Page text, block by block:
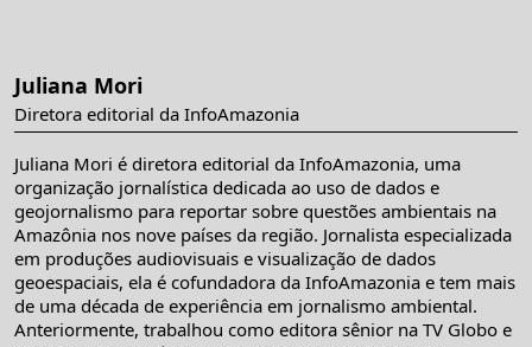
Juliana Mori
Diretora editorial da InfoAmazonia
Juliana Mori é diretora editorial da InfoAmazonia, uma
organização jornalística dedicada ao uso de dados e
geojornalismo para reportar sobre questões ambientais na
Amazônia nos nove países da região. Jornalista especializada
em produções audiovisuais e visualização de dados
geoespaciais, ela é cofundadora da InfoAmazonia e tem mais
de uma década de experiência em jornalismo ambiental.
Anteriormente, trabalhou como editora sênior na TV Globo e